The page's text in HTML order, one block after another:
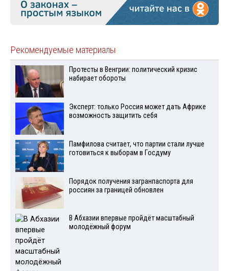
Рекомендуемые материалы
Протесты в Венгрии: политический кризис
набирает обороты
Эксперт: только Россия может дать Африке
возможность защитить себя
Памфилова считает, что партии стали лучше
готовиться к выборам в Госдуму
Порядок получения загранпаспорта для
россиян за границей обновлен
В Абхазии впервые пройдёт масштабный
молодёжный форум